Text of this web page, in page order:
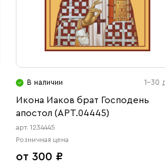
В наличии 1-30
Икона Иаков брат Господень
апостол (АРТ.04445)
арт. 1234445
Розничная цена
от 300 ₽